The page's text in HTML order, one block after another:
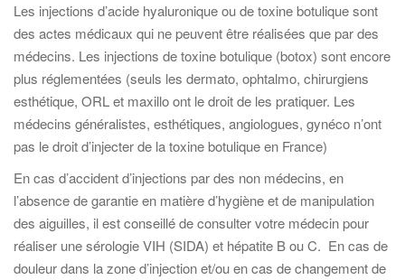
Les injections d’acide hyaluronique ou de toxine botulique sont
des actes médicaux qui ne peuvent être réalisées que par des
médecins. Les injections de toxine botulique (botox) sont encore
plus réglementées (seuls les dermato, ophtalmo, chirurgiens
esthétique, ORL et maxillo ont le droit de les pratiquer. Les
médecins généralistes, esthétiques, angiologues, gynéco n’ont
pas le droit d’injecter de la toxine botulique en France)
En cas d’accident d’injections par des non médecins, en
l’absence de garantie en matière d’hygiène et de manipulation
des aiguilles, il est conseillé de consulter votre médecin pour
réaliser une sérologie VIH (SIDA) et hépatite B ou C. En cas de
douleur dans la zone d’injection et/ou en cas de changement de